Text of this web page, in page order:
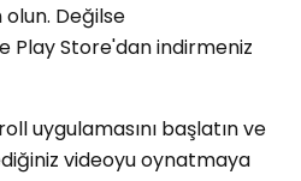
Değilse
Play Store'dan indirmeniz
uygulamasını başlatın ve
videoyu oynatmaya